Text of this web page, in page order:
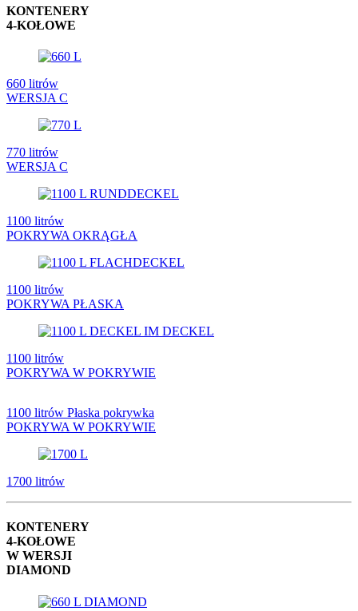
KONTENERY
4-KOŁOWE
660 litrów
WERSJA C
770 litrów
WERSJA C
1100 litrów
POKRYWA OKRĄGŁA
1100 litrów
POKRYWA PŁASKA
1100 litrów
POKRYWA W POKRYWIE
1100 litrów Płaska pokrywka
POKRYWA W POKRYWIE
1700 litrów
KONTENERY
4-KOŁOWE
W WERSJI
DIAMOND